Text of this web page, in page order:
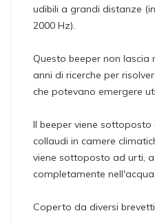
udibili a grandi distanze
2000 Hz).
Questo beeper non lascia
anni di ricerche per
che potevano emergere
Il beeper viene
collaudi in camere
viene sottoposto ad urti,
completamente nell'acqua
Coperto da diversi